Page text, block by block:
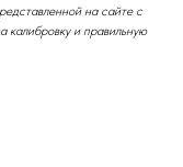
на сайте с
калибровку и правильную